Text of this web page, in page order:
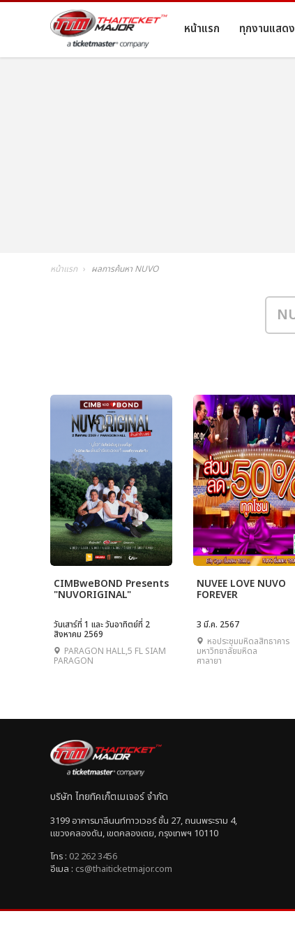
หน้าแรก ทุกงานแสดง
หน้าแรก ผลการค้นหา NUVO
CIMBweBOND Presents
"NUVORIGINAL"
วันเสาร์ที่ 1 และ วันอาทิตย์ที่ 2
สิงหาคม 2569
PARAGON HALL,5 FL SIAM
PARAGON
NUVEE LOVE NUVO
FOREVER
3 มี.ค. 2567
หอประชุมมหิดลสิทธาคาร
มหาวิทยาลัยมหิดล
ศาลายา
บริษัท ไทยทิคเก็ตเมเจอร์ จำกัด
3199 อาคารมาลีนนท์ทาวเวอร์ ชั้น 27, ถนนพระราม 4,
แขวงคลองตัน, เขตคลองเตย, กรุงเทพฯ 10110
โทร : 02 262 3456
อีเมล : cs@thaiticketmajor.com